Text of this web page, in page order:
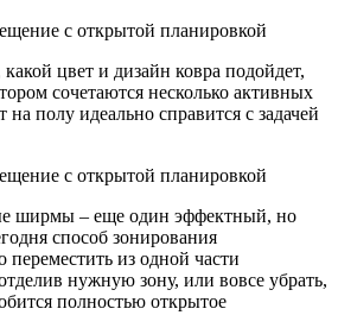
цвет и дизайн ковра подойдет,
сочетаются несколько активных
на полу идеально справится с задачей
ширмы – еще один эффектный, но
способ зонирования
переместить из одной части
нужную зону, или вовсе убрать,
полностью открытое